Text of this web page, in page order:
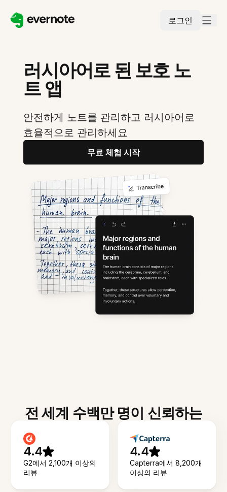
로그인
러시아어로 된 보호 노
트 앱
안전하게 노트를 관리하고 러시아어로
효율적으로 관리하세요
무료 체험 시작
전 세계 수백만 명이 신뢰하는
4.4
G2에서 2,100개 이상의
리뷰
4.4
Capterra에서 8,200개
이상의 리뷰